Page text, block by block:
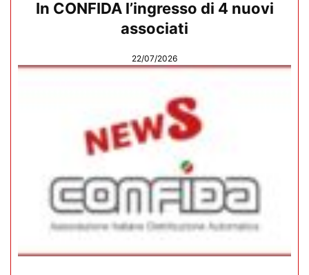
In CONFIDA l’ingresso di 4 nuovi
associati
22/07/2026